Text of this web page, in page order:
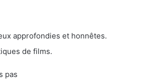
approfondies et honnêtes.
de films.
pas